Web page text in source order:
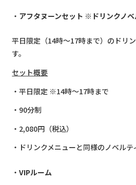
アフタヌーンセット ※ドリンクノベ
平日限定（14時〜17時まで）のドリ
す。
セット概要
・平日限定 ※14時〜17時まで
・90分制
・2,080円（税込）
・ドリンクメニューと同様のノベルテ
VIPルーム